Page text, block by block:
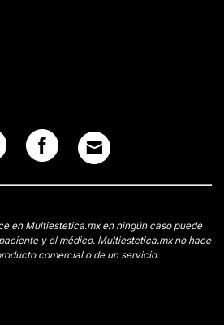
en Multiestetica.mx en ningún caso puede
y el médico. Multiestetica.mx no hace
comercial o de un servicio.